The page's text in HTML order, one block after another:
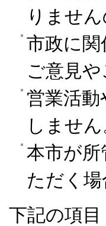
りませ
市政に
ご意見
営業活
しません
本市が
ただく
下記の項